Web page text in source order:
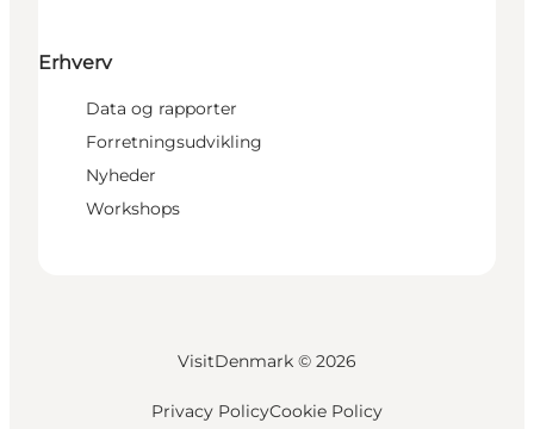
Erhverv
Data og rapporter
Forretningsudvikling
Nyheder
Workshops
VisitDenmark © 2026
Privacy PolicyCookie Policy